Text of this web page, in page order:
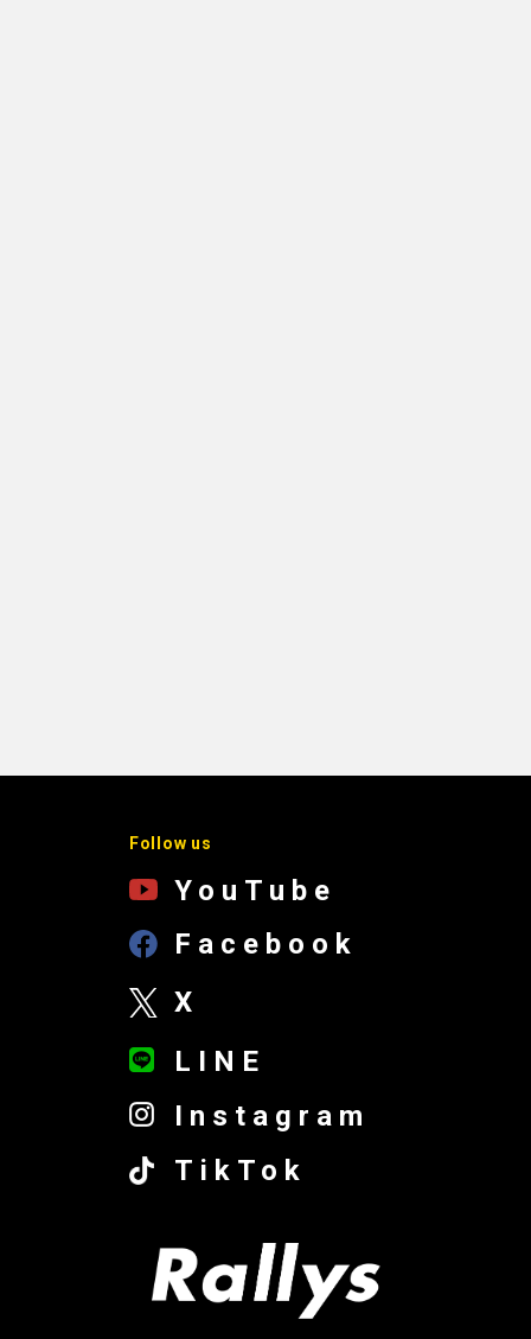
Follow us
YouTube
Facebook
X
LINE
Instagram
TikTok